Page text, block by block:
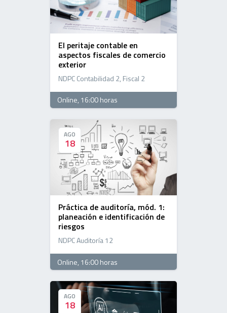
El peritaje contable en
aspectos fiscales de comercio
exterior
NDPC Contabilidad 2, Fiscal 2
Online, 16:00 horas
AGO
18
AGO
18
Práctica de auditoría, mód. 1:
planeación e identificación de
riesgos
NDPC Auditoría 12
Online, 16:00 horas
AGO
18
AGO
18